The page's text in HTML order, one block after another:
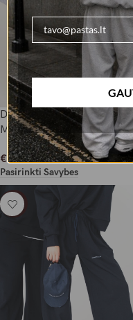
Džemperis su gobtuvu –
Melange
€79,00
Pasirinkti Savybes
-10%